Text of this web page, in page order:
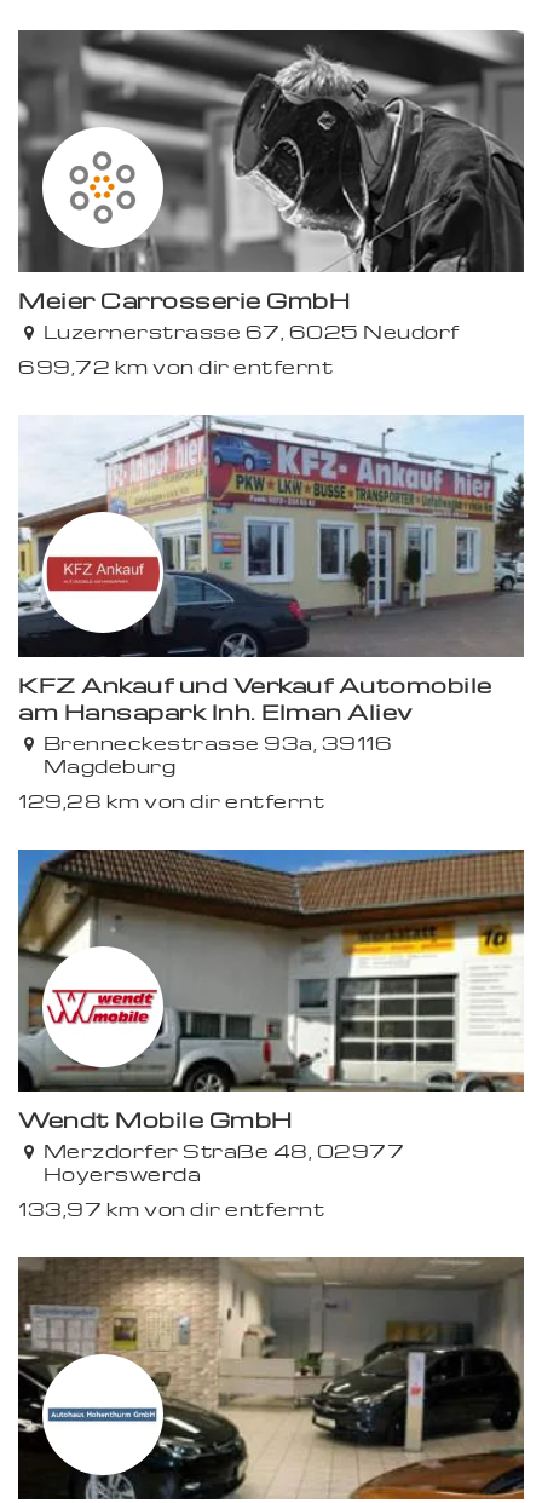
Premium
Premium
Meier Carrosserie GmbH
Luzernerstrasse 67, 6025 Neudorf
699,72 km von dir entfernt
KFZ Ankauf und Verkauf Automobile
am Hansapark Inh. Elman Aliev
Brenneckestrasse 93a, 39116
Magdeburg
129,28 km von dir entfernt
Wendt Mobile GmbH
Merzdorfer Straße 48, 02977
Hoyerswerda
133,97 km von dir entfernt